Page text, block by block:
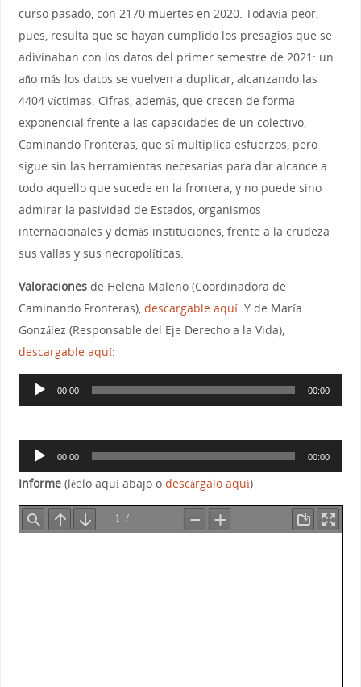
curso pasado, con 2170 muertes en 2020. Todavía peor,
pues, resulta que se hayan cumplido los presagios que se
adivinaban con los datos del primer semestre de 2021: un
año más los datos se vuelven a duplicar, alcanzando las
4404 víctimas. Cifras, además, que crecen de forma
exponencial frente a las capacidades de un colectivo,
Caminando Fronteras, que sí multiplica esfuerzos, pero
sigue sin las herramientas necesarias para dar alcance a
todo aquello que sucede en la frontera, y no puede sino
admirar la pasividad de Estados, organismos
internacionales y demás instituciones, frente a la crudeza
sus vallas y sus necropolíticas.
Valoracionesde Helena Maleno (Coordinadora de
Caminando Fronteras), descargable aquí. Y de María
González (Responsable del Eje Derecho a la Vida),
descargable aquí:
Reproductor
de
00:00 00:00
Reproductor
de
00:00 00:00
Informe(léelo aquí abajo o descárgalo aquí)